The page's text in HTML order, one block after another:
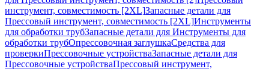
инструмент, совместимость [2XL]Запасные детали для
Прессовый инструмент, совместимость [2XL]Инструменты
для обработки трубЗапасные детали для Инструменты для
обработки трубОпрессовочная заглушкаСредства для
проверкиПрессовочные устройстваЗапасные детали для
Прессовочные устройстваПрессовый инструмент,